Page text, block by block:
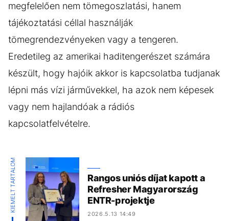
megfelelően nem tömegoszlatási, hanem
tájékoztatási céllal használják
tömegrendezvényeken vagy a tengeren.
Eredetileg az amerikai haditengerészet számára
készült, hogy hajóik akkor is kapcsolatba tudjanak
lépni más vízi járművekkel, ha azok nem képesek
vagy nem hajlandóak a rádiós
kapcsolatfelvételre.
KIEMELT TARTALOM
Rangos uniós díjat kapott a
Refresher Magyarország
ENTR-projektje
2026.5.13 14:49